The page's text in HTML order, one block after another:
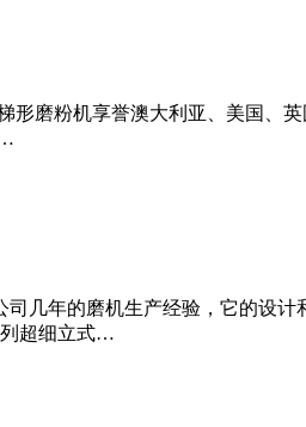
形磨粉机享誉澳大利亚、美国、
司几年的磨机生产经验，它的设
超细立式…